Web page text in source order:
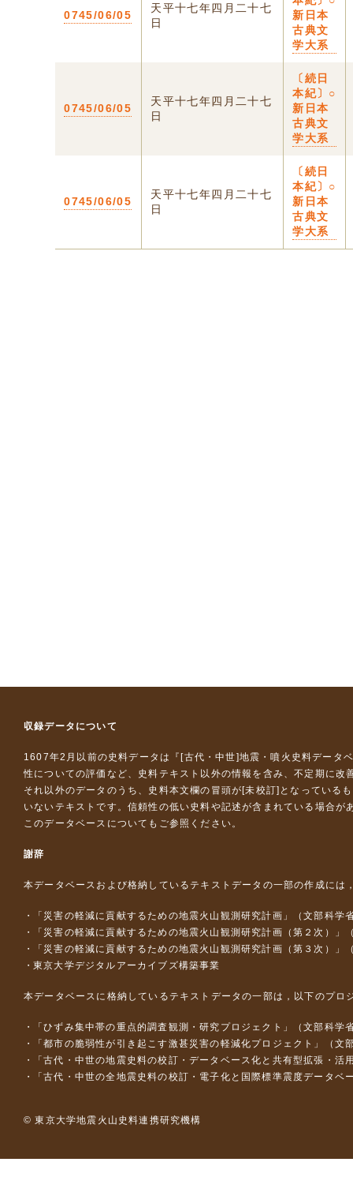
0745/06/05
天平十七年四月二十七
日
新日本
古典文
学大系
0745/06/05
天平十七年四月二十七
日
〔続日
本紀〕○
新日本
古典文
学大系
0745/06/05
天平十七年四月二十七
日
〔続日
本紀〕○
新日本
古典文
学大系
収録データについて
1607年2月以前の史料データは『 [古代・中世]地震・噴火史料データ
性についての評価など、史料テキスト以外の情報を含み、不定期に改
それ以外のデータのうち、史料本文欄の冒頭が[未校訂]となっている
いないテキストです。信頼性の低い史料や記述が含まれている場合が
このデータベースについて もご参照ください。
謝辞
本データベースおよび格納しているテキストデータの一部の作成には
「災害の軽減に貢献するための地震火山観測研究計画」（文部科学
「災害の軽減に貢献するための地震火山観測研究計画（第２次）」
「災害の軽減に貢献するための地震火山観測研究計画（第３次）」
東京大学デジタルアーカイブズ構築事業
本データベースに格納しているテキストデータの一部は，以下のプロ
「ひずみ集中帯の重点的調査観測・研究プロジェクト」（文部科
「都市の脆弱性が引き起こす激甚災害の軽減化プロジェクト」（
「古代・中世の地震史料の校訂・データベース化と共有型拡張・
「古代・中世の全地震史料の校訂・電子化と国際標準震度データ
© 東京大学地震火山史料連携研究機構